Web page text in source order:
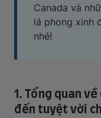
Canada và
lá phong xinh
nhé!
1. Tổng quan
đến tuyệt vời